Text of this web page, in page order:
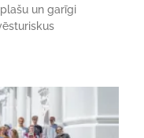
un garīgi